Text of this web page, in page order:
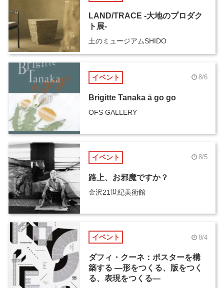
LAND/TRACE -大地のプロダク
ト展-
土のミュージアムSHIDO
イベント 8/6
Brigitte Tanaka ā go go
OFS GALLERY
イベント 8/5
路上、お邪魔ですか？
金沢21世紀美術館
イベント 8/4
ダフィ・クーネ：ポスターを構
築する ―形をつくる、版をつく
る、表現をつくる―